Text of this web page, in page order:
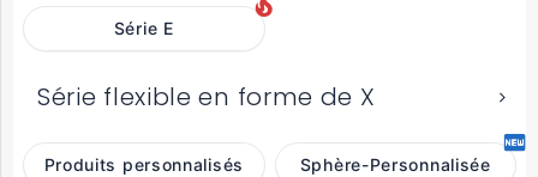
Série E
Série flexible en forme de X
Produits personnalisés Sphère-Personnalisée